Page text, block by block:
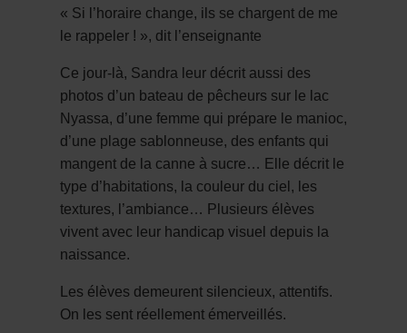
« Si l’horaire change, ils se chargent de me
le rappeler ! », dit l’enseignante
Ce jour-là, Sandra leur décrit aussi des
photos d’un bateau de pêcheurs sur le lac
Nyassa, d’une femme qui prépare le manioc,
d’une plage sablonneuse, des enfants qui
mangent de la canne à sucre… Elle décrit le
type d’habitations, la couleur du ciel, les
textures, l’ambiance… Plusieurs élèves
vivent avec leur handicap visuel depuis la
naissance.
Les élèves demeurent silencieux, attentifs.
On les sent réellement émerveillés.